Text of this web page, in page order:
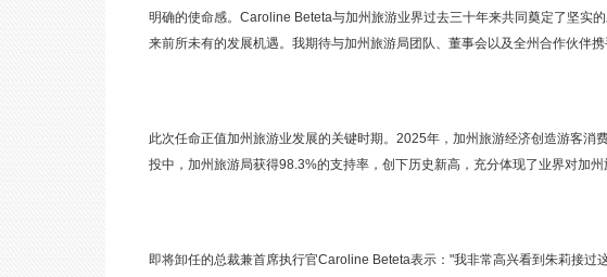
明确的使命感。Caroline Beteta与加州旅游业界过去三十年来共同奠定了坚实
来前所未有的发展机遇。我期待与加州旅游局团队、董事会以及全州合作伙伴
此次任命正值加州旅游业发展的关键时期。2025年，加州旅游经济创造游客
投中，加州旅游局获得98.3%的支持率，创下历史新高，充分体现了业界对加州
即将卸任的总裁兼首席执行官Caroline Beteta表示："我非常高兴看到朱莉接